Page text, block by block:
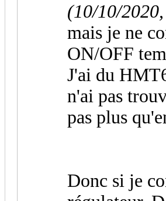
(10/10/
mais je ne
ON/OFF
J'ai du
n'ai pas
pas plus
Donc si je